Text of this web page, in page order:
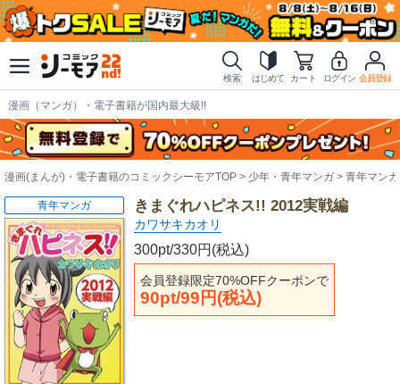
検索 はじめて カート ログイン 会員登録
漫画（マンガ）・電子書籍が国内最大級!!
漫画(まんが)・電子書籍のコミックシーモアTOP 少年・青年マンガ 青年マンガ
きまぐれハピネス!! 2012実戦編
カワサキカオリ
300pt/330円(税込)
会員登録限定70%OFFクーポンで
90pt/99円(税込)
青年マンガ